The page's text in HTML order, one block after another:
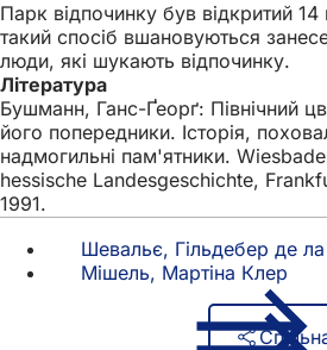
Парк відпочинку був відкритий
такий спосіб вшановуються
люди, які шукають відпочинку.
Література
Бушманн, Ганс-Ґеорґ: Північний
його попередники. Історія,
надмогильні пам'ятники.
hessische Landesgeschichte,
1991.
Шевальє, Гільдебер де ла
Мішель, Мартіна Клер